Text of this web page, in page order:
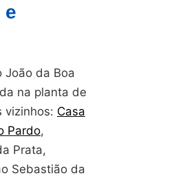
e
João da Boa
na planta de
vizinhos: Casa
Pardo,
Prata,
Sebastião da